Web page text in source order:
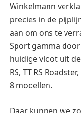
Winkelmann
precies in de
aan om ons te
Sport gamma
huidige vloot uit de
RS, TT RS
8 modellen.
Daar kunnen we